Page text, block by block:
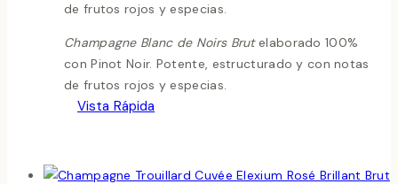
de frutos rojos y especias.
Champagne Blanc de Noirs Brutelaborado 100%
con Pinot Noir. Potente, estructurado y con notas
de frutos rojos y especias.
Vista Rápida